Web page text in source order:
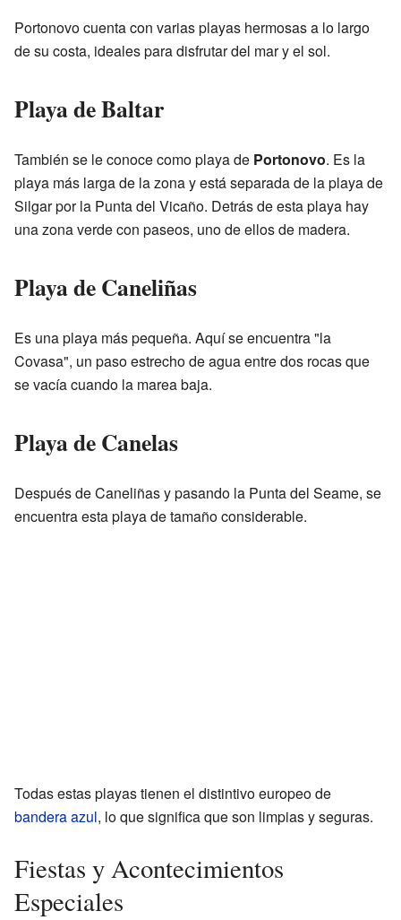
Portonovo cuenta con varias playas hermosas a lo largo
de su costa, ideales para disfrutar del mar y el sol.
Playa de Baltar
También se le conoce como playa de Portonovo. Es la
playa más larga de la zona y está separada de la playa de
Silgar por la Punta del Vicaño. Detrás de esta playa hay
una zona verde con paseos, uno de ellos de madera.
Playa de Caneliñas
Es una playa más pequeña. Aquí se encuentra "la
Covasa", un paso estrecho de agua entre dos rocas que
se vacía cuando la marea baja.
Playa de Canelas
Después de Caneliñas y pasando la Punta del Seame, se
encuentra esta playa de tamaño considerable.
Todas estas playas tienen el distintivo europeo de
bandera azul, lo que significa que son limpias y seguras.
Fiestas y Acontecimientos
Especiales